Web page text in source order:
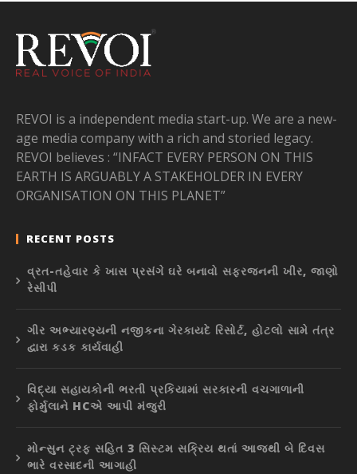
REVOI is a independent media start-up. We are a new-
age media company with a rich and storied legacy.
REVOI believes : “INFACT EVERY PERSON ON THIS
EARTH IS ARGUABLY A STAKEHOLDER IN EVERY
ORGANISATION ON THIS PLANET”
RECENT POSTS
વ્રત-તહેવાર કે ખાસ પ્રસંગે ઘરે બનાવો સફરજનની ખીર, જાણો
રેસીપી
ગીર અભ્યારણ્યની નજીકના ગેરકાયદે રિસોર્ટ, હોટલો સામે તંત્ર
દ્વારા કડક કાર્યવાહી
વિદ્યા સહાયકોની ભરતી પ્રકિયામાં સરકારની વચગાળાની
ફોર્મુલાને HCએ આપી મંજુરી
મોન્સુન ટ્રફ સહિત 3 સિસ્ટમ સક્રિય થતાં આજથી બે દિવસ
ભારે વરસાદની આગાહી